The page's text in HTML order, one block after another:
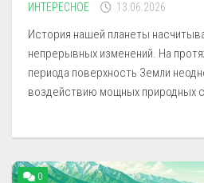
ИНТЕРЕСНОЕ 13.06.2026
История нашей планеты
непрерывных изменений. На
периода поверхность Земли
воздействию мощных природных
0